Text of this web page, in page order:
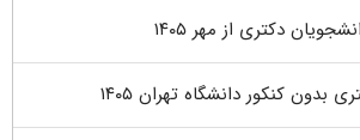
دکتری از مهر ۱۴۰۵
بدون کنکور دانشگاه تهران ۱۴۰۵